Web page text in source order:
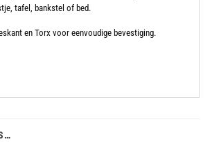
tafel, bankstel of bed.
en Torx voor eenvoudige bevestiging.